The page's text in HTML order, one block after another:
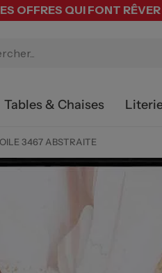
OFFRES QUI FONT
Tables & Chaises
3467 ABSTRAITE